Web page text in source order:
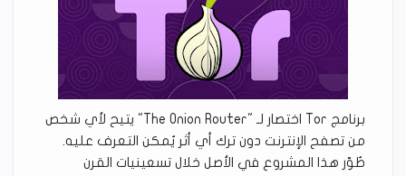
برنامج Tor اختصار لـ "The Onion Router" يتيح لأي شخص
من تصفح الإنترنت دون ترك أي أثر يُمكن التعرف عليه.
طُوّر هذا المشروع في الأصل خلال تسعينيات القرن